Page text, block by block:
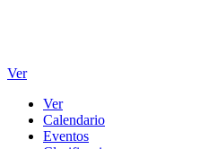
Ver
Ver
Calendario
Eventos